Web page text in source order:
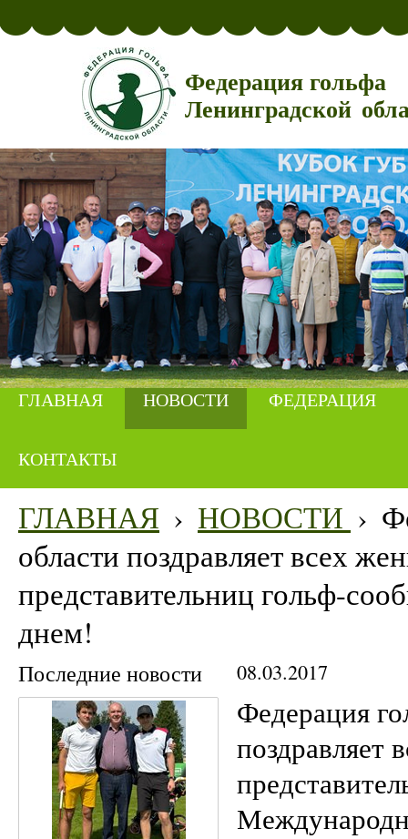
Федерация гольфа
Ленинградской
ГЛАВНАЯ НОВОСТИ ФЕДЕРАЦИЯ
КОНТАКТЫ
ГЛАВНАЯ › НОВОСТИ ›
области поздравляет всех
представительниц гольф-
днем!
Последние новости 08.03.2017
Федерация
поздравляет